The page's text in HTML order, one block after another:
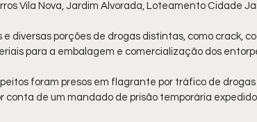
Vila Nova, Jardim Alvorada, Loteamento Cidade
diversas porções de drogas distintas, como crack,
para a embalagem e comercialização dos
foram presos em flagrante por tráfico de
conta de um mandado de prisão temporária